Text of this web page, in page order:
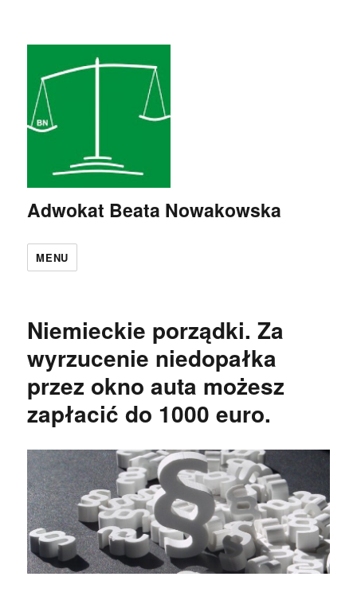
Adwokat Beata Nowakowska
MENU
Niemieckie porządki. Za
wyrzucenie niedopałka
przez okno auta możesz
zapłacić do 1000 euro.